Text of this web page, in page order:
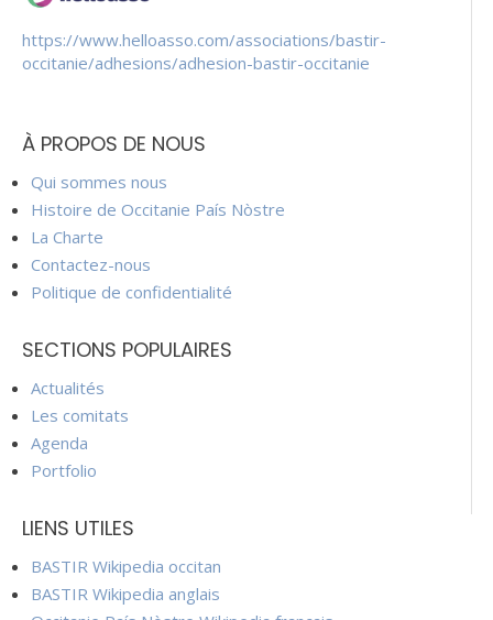
https://www.helloasso.com/associations/bastir-
occitanie/adhesions/adhesion-bastir-occitanie
À PROPOS DE NOUS
Qui sommes nous
Histoire de Occitanie País Nòstre
La Charte
Contactez-nous
Politique de confidentialité
SECTIONS POPULAIRES
Actualités
Les comitats
Agenda
Portfolio
LIENS UTILES
BASTIR Wikipedia occitan
BASTIR Wikipedia anglais